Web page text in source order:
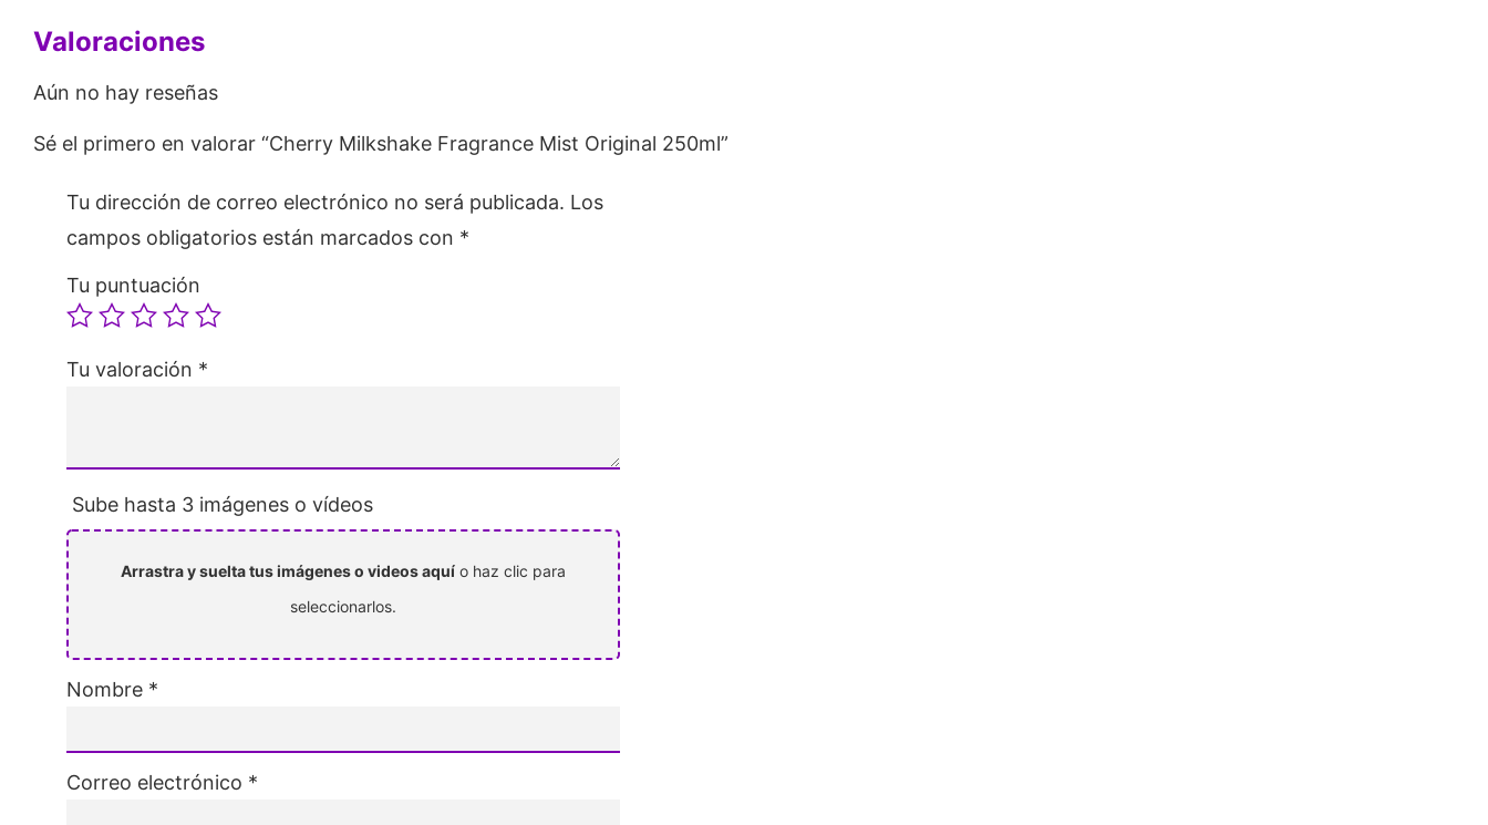
Valoraciones
Aún no hay reseñas
Sé el primero en valorar “Cherry Milkshake Fragrance Mist Original 250ml”
Tu dirección de correo electrónico no será publicada. Los
campos obligatorios están marcados con *
Tu puntuación
Tu valoración *
Sube hasta 3 imágenes o vídeos
Arrastra y suelta tus imágenes o videos aquí o haz clic para
seleccionarlos.
Nombre *
Correo electrónico *